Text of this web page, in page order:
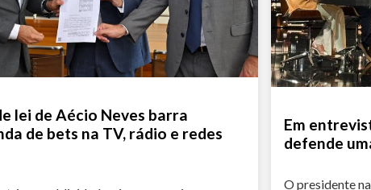
lei de Aécio Neves barra
de bets na TV, rádio e redes
Em
defende
O presidente